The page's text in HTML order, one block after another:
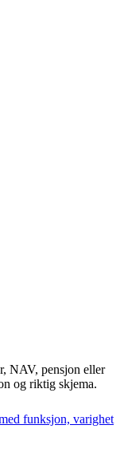
NAV, pensjon eller
og riktig skjema.
funksjon, varighet